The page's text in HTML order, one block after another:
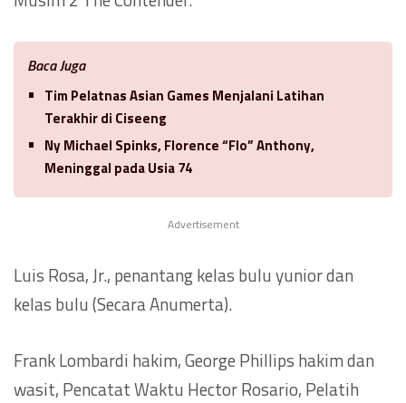
Baca Juga
Tim Pelatnas Asian Games Menjalani Latihan
Terakhir di Ciseeng
Ny Michael Spinks, Florence “Flo” Anthony,
Meninggal pada Usia 74
Advertisement
Luis Rosa, Jr., penantang kelas bulu yunior dan
kelas bulu (Secara Anumerta).
Frank Lombardi hakim, George Phillips hakim dan
wasit, Pencatat Waktu Hector Rosario, Pelatih